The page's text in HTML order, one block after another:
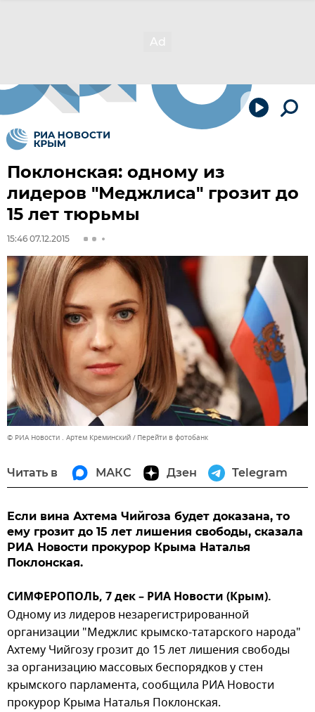
Поклонская: одному из
лидеров "Меджлиса" грозит до
15 лет тюрьмы
15:46 07.12.2015
© РИА Новости . Артем Креминский Перейти в фотобанк
Читать в МАКС Дзен Telegram
Если вина Ахтема Чийгоза будет доказана, то
ему грозит до 15 лет лишения свободы, сказала
РИА Новости прокурор Крыма Наталья
Поклонская.
СИМФЕРОПОЛЬ, 7 дек – РИА Новости (Крым).
Одному из лидеров незарегистрированной
организации "Меджлис крымско-татарского народа"
Ахтему Чийгозу грозит до 15 лет лишения свободы
за организацию массовых беспорядков у стен
крымского парламента, сообщила РИА Новости
прокурор Крыма Наталья Поклонская.